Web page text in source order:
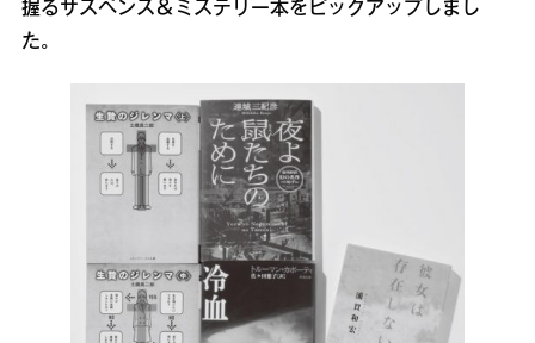
握るサスペンス＆ミステリー本をピックアップしまし
た。